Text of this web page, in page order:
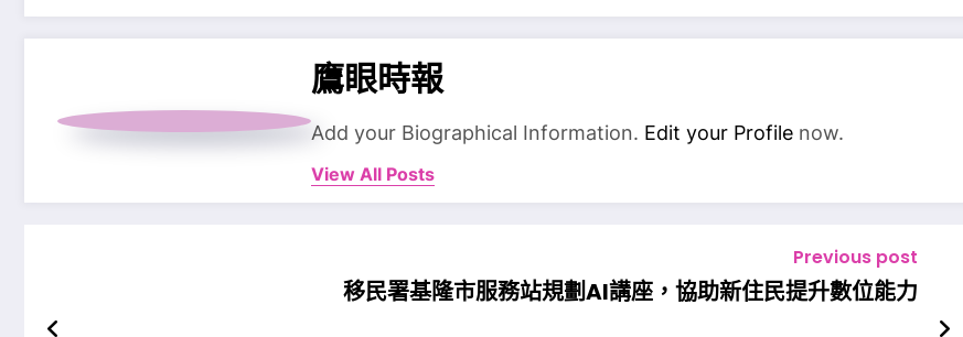
鷹眼時報
Add your Biographical Information. Edit your Profile now.
View All Posts
Previous post
移民署基隆市服務站規劃AI講座，協助新住民提升數位能力